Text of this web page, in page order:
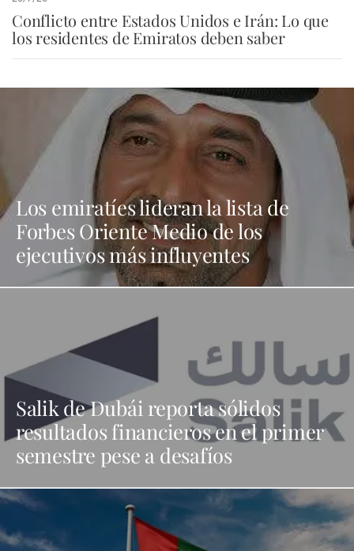
Conflicto entre Estados Unidos e Irán: Lo que
los residentes de Emiratos deben saber
Los emiratíes lideran la lista de
Forbes Oriente Medio de los
ejecutivos más influyentes
Salik de Dubái reporta sólidos
resultados financieros en el primer
semestre pese a desafíos